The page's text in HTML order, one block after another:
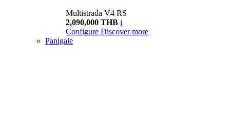
Multistrada V4 RS
2,090,000 THB i
Configure Discover more
Panigale